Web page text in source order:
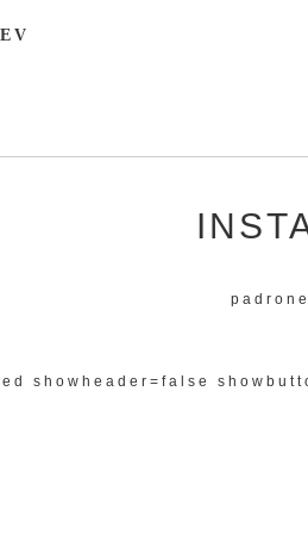
showheader=false